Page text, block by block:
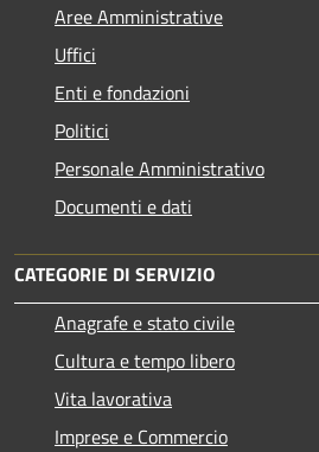
Aree Amministrative
Uffici
Enti e fondazioni
Politici
Personale Amministrativo
Documenti e dati
CATEGORIE DI SERVIZIO
Anagrafe e stato civile
Cultura e tempo libero
Vita lavorativa
Imprese e Commercio